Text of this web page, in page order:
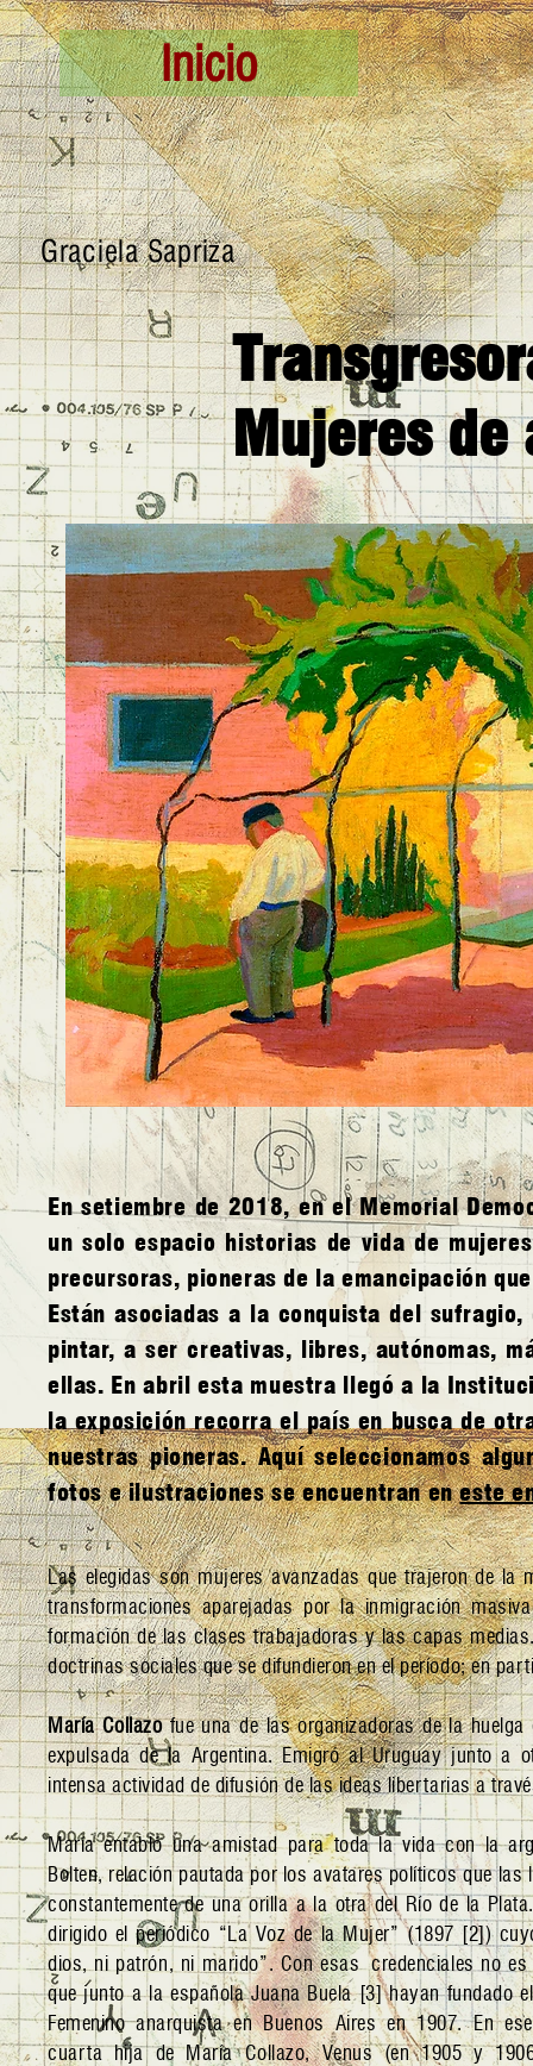
Inicio
Graciela Sapriza
Mujeres de
En setiembre de 2018, en el Memorial
un solo espacio historias de vida de
precursoras, pioneras de la emancipación
Están asociadas a la conquista del
pintar, a ser creativas, libres, autónomas,
ellas. En abril esta muestra llegó a la
la exposición recorra el país en busca de
nuestras pioneras. Aquí seleccionamos
fotos e ilustraciones se encuentran eneste
Las elegidas son mujeres avanzadas que trajeron de
transformaciones aparejadas por la inmigración
formación de las clases trabajadoras y las capas
doctrinas sociales que se difundieron en el período; en
María Collazofue una de las organizadoras de la
expulsada de la Argentina. Emigró al Uruguay junto a
intensa actividad de difusión de las ideas libertarias a
María entabló una amistad para toda la vida con la
Bolten, relación pautada por los avatares políticos que las
constantemente de una orilla a la otra del Río de la
dirigido el periódico “La Voz de la Mujer” (1897 [2])
dios, ni patrón, ni marido”. Con esas credenciales no
que junto a la española Juana Buela [3] hayan fundado
Femenino anarquista en Buenos Aires en 1907. En
cuarta hija de María Collazo, Venus (en 1905 y